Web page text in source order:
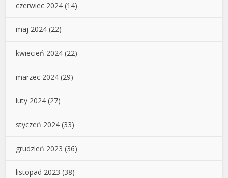
czerwiec 2024 (14)
maj 2024 (22)
kwiecień 2024 (22)
marzec 2024 (29)
luty 2024 (27)
styczeń 2024 (33)
grudzień 2023 (36)
listopad 2023 (38)